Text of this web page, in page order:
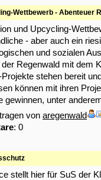
Wettbewerb - Abenteuer
und Upcycling-
- aber auch ein
und sozialen
Regenwald mit dem
stehen bereit
können mit ihren
gewinnen, unter
von aregenwald
: 0
stellt hier für SuS der